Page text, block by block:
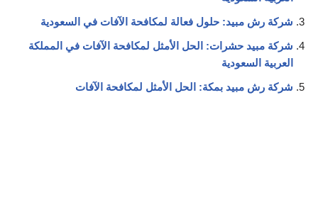
شركة رش مبيد: حلول فعالة لمكافحة الآفات في السعودية
شركة مبيد حشرات: الحل الأمثل لمكافحة الآفات في المملكة
العربية السعودية
شركة رش مبيد بمكة: الحل الأمثل لمكافحة الآفات